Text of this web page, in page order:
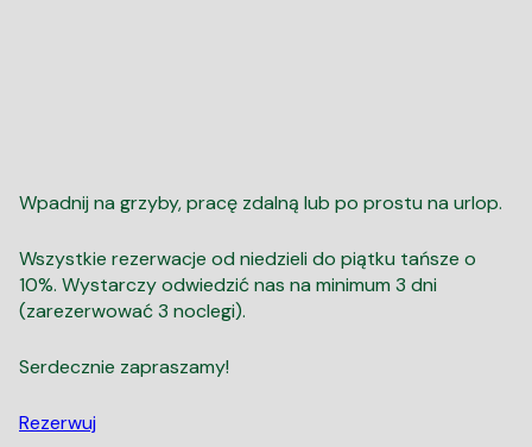
Wpadnij na grzyby, pracę zdalną lub po prostu na urlop.
Wszystkie rezerwacje od niedzieli do piątku tańsze o
10%. Wystarczy odwiedzić nas na minimum 3 dni
(zarezerwować 3 noclegi).
Serdecznie zapraszamy!
Rezerwuj